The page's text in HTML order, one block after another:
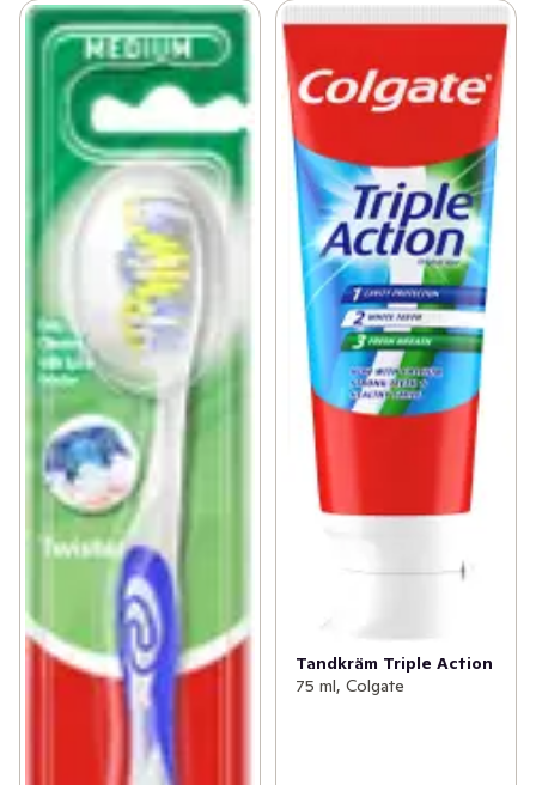
Tandkräm Triple Action
75 ml, Colgate